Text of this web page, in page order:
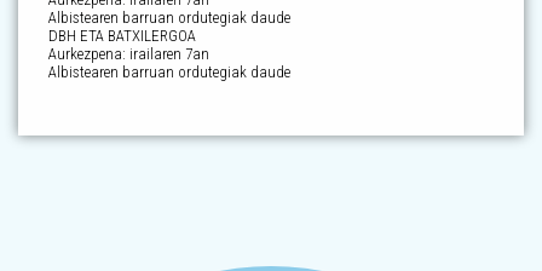
Albistearen barruan ordutegiak daude
DBH ETA BATXILERGOA
Aurkezpena: irailaren 7an
Albistearen barruan ordutegiak daude